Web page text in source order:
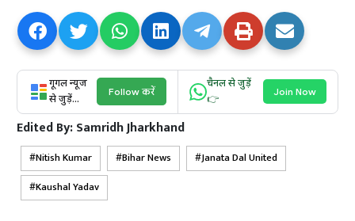
गूगल न्यूज
से जुड़ें...
Follow करें
चैनल से जुड़ें
👉
Join Now
Edited By:Samridh Jharkhand
Nitish Kumar Bihar News
Janata Dal United
Kaushal Yadav